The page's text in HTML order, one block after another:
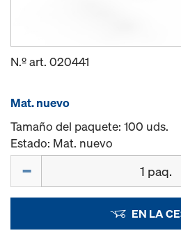
N.º art. 020441
Mat. nuevo
Tamaño del paquete: 100 uds.
Estado: Mat. nuevo
EN LA